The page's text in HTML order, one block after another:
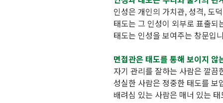
인성은 개인의 가치관, 성격, 도
태도는 그 인성이 외부로 표출
태도는 인성을 보여주는 창문입
면접관은 태도를 통해 보이지 않
자기 관리를 잘하는 사람은 깔
성실한 사람은 정중한 태도를 보
배려심 있는 사람은 매너 있는